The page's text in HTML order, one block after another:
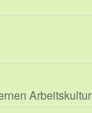
Arbeitskultur